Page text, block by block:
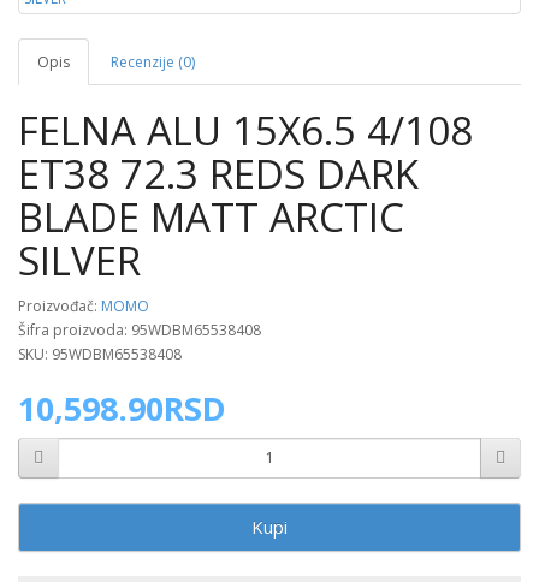
Opis Recenzije (0)
FELNA ALU 15X6.5 4/108
ET38 72.3 REDS DARK
BLADE MATT ARCTIC
SILVER
Proizvođač: MOMO
Šifra proizvoda: 95WDBM65538408
SKU: 95WDBM65538408
10,598.90RSD
Kupi